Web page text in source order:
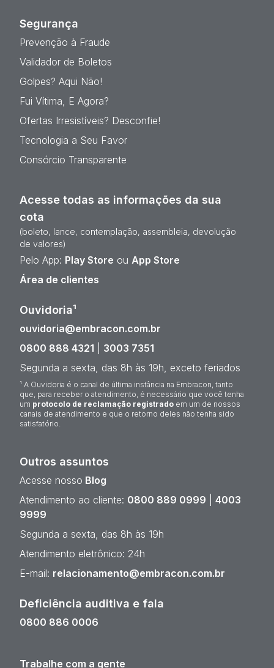
Segurança
Prevenção à Fraude
Validador de Boletos
Golpes? Aqui Não!
Fui Vítima, E Agora?
Ofertas Irresistíveis? Desconfie!
Tecnologia a Seu Favor
Consórcio Transparente
Acesse todas as informações da sua
cota
(boleto, lance, contemplação, assembleia, devolução
de valores)
Pelo App: Play Store ou App Store
Área de clientes
Ouvidoria¹
ouvidoria@embracon.com.br
0800 888 4321
3003 7351
Segunda a sexta, das 8h às 19h, exceto feriados
¹ A Ouvidoria é o canal de última instância na Embracon, tanto
que, para receber o atendimento, é necessário que você tenha
um protocolo de reclamação registrado em um de nossos
canais de atendimento e que o retorno deles não tenha sido
satisfatório.
Outros assuntos
Acesse nosso Blog
Atendimento ao cliente: 0800 889 0999
4003
9999
Segunda a sexta, das 8h às 19h
Atendimento eletrônico: 24h
E-mail: relacionamento@embracon.com.br
Deficiência auditiva e fala
0800 886 0006
Trabalhe com a gente